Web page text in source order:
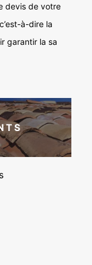
devis de votre
à-dire la
garantir la sa